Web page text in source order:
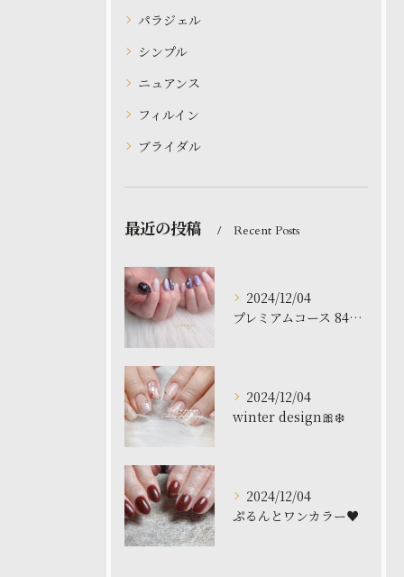
パラジェル
シンプル
ニュアンス
フィルイン
ブライダル
最近の投稿 Recent Posts
2024/12/04
プレミアムコース 8480円
2024/12/04
winter design🎀❄️
2024/12/04
ぷるんとワンカラー♥️